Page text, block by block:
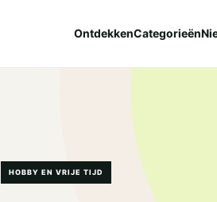
OntdekkenCategorieën
HOBBY EN VRIJE TIJD